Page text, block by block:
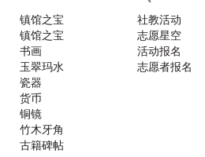
镇馆之宝
镇馆之宝
书画
玉翠玛水
瓷器
货币
铜镜
竹木牙角
古籍碑帖
社教活动
志愿星空
活动报名
志愿者报名